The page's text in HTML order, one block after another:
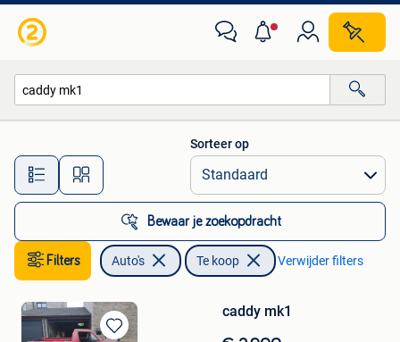
Alle afstanden…
Sorteer op
Bewaar je zoekopdracht
Filters Auto's Te koop Verwijder filters
caddy mk1